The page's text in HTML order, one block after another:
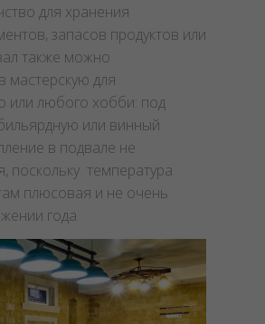
для хранения
запасов продуктов или
также можно
мастерскую для
или любого хобби: под
или винный
в подвале не
поскольку температура
плюсовая и не очень
года.